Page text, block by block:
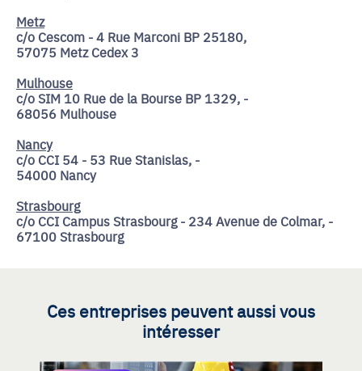
Metz
c/o Cescom - 4 Rue Marconi BP 25180,
57075 Metz Cedex 3
Mulhouse
c/o SIM 10 Rue de la Bourse BP 1329, -
68056 Mulhouse
Nancy
c/o CCI 54 - 53 Rue Stanislas, -
54000 Nancy
Strasbourg
c/o CCI Campus Strasbourg - 234 Avenue de Colmar, -
67100 Strasbourg
Ces entreprises peuvent aussi vous
intéresser